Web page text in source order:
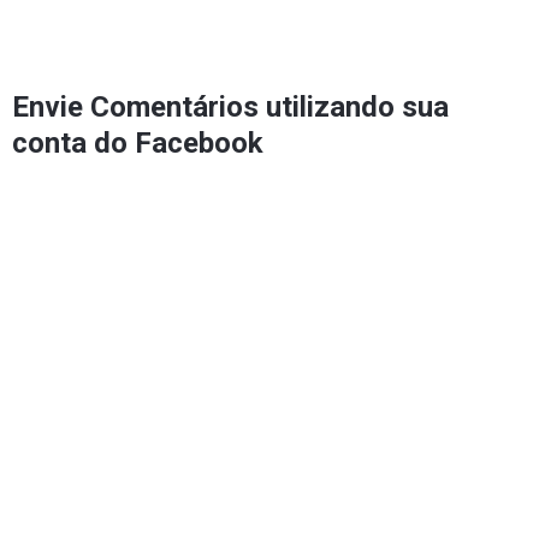
Envie Comentários utilizando sua
conta do Facebook